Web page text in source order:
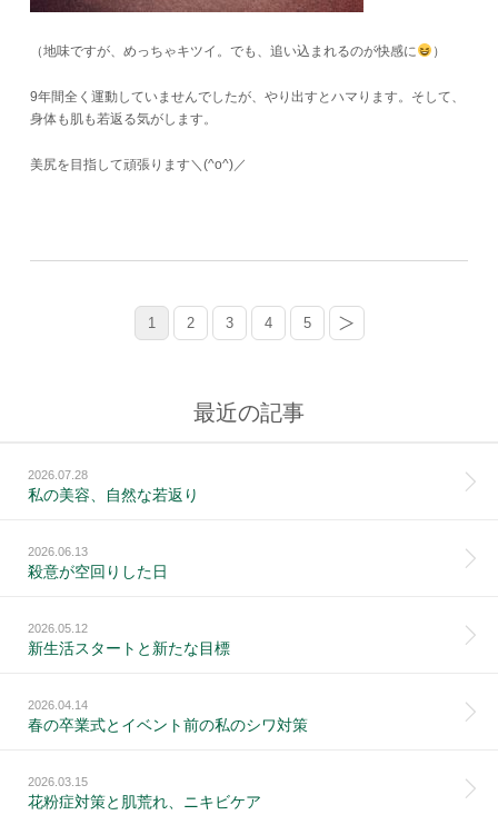
（地味ですが、めっちゃキツイ。でも、追い込まれるのが快感に ）
9年間全く運動していませんでしたが、やり出すとハマります。そして、
身体も肌も若返る気がします。
美尻を目指して頑張ります＼(^o^)／
1 2 3 4 5
最近の記事
2026.07.28
私の美容、自然な若返り
2026.06.13
殺意が空回りした日
2026.05.12
新生活スタートと新たな目標
2026.04.14
春の卒業式とイベント前の私のシワ対策
2026.03.15
花粉症対策と肌荒れ、ニキビケア